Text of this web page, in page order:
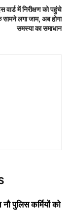
वार्ड में निरीक्षण को पहुंचे
लगा जाम, अब होगा
समस्या का समाधान
पुलिस कर्मियों को